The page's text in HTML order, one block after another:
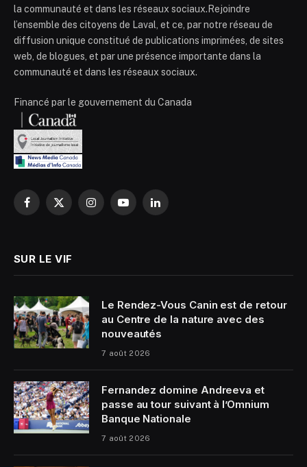
la communauté et dans les réseaux sociaux.Rejoindre
l’ensemble des citoyens de Laval, et ce, par notre réseau de
diffusion unique constitué de publications imprimées, de sites
web, de blogues, et par une présence importante dans la
communauté et dans les réseaux sociaux.
Financé par le gouvernement du Canada
Facebook
X
InstagramYouTubeLinkedIn
SUR LE VIF
Le Rendez-Vous Canin est de retour
au Centre de la nature avec des
nouveautés
7 août 2026
Fernandez domine Andreeva et
passe au tour suivant à l’Omnium
Banque Nationale
7 août 2026